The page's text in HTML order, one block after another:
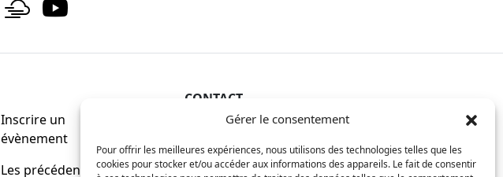
Gérer le consentement
Pour offrir les meilleures expériences, nous utilisons des technologies telles que les
cookies pour stocker et/ou accéder aux informations des appareils. Le fait de consentir
Inscrire un
évènement
Les précédentes
CONTACT
7 chemin du Clotay
91350 Grigny